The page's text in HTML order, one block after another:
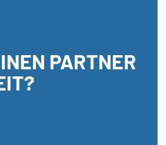
PARTNER